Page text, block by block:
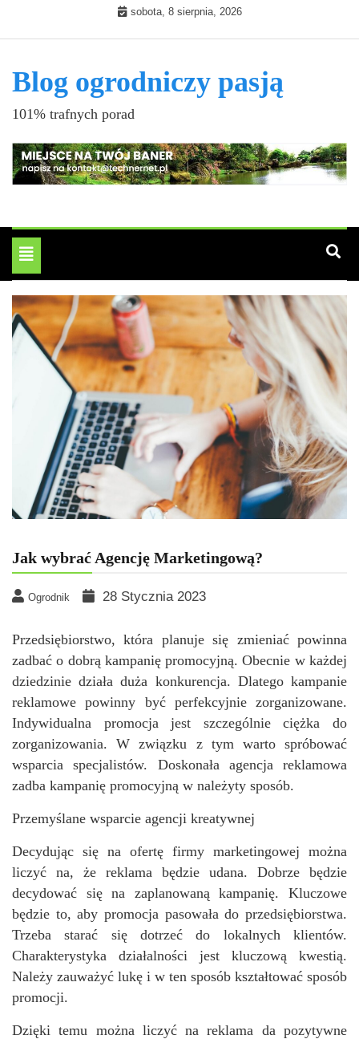
sobota, 8 sierpnia, 2026
Blog ogrodniczy pasją
101% trafnych porad
Toggle
navigation
Jak wybrać Agencję Marketingową?
Ogrodnik 28 Stycznia 2023
Przedsiębiorstwo, która planuje się zmieniać powinna
zadbać o dobrą kampanię promocyjną. Obecnie w każdej
dziedzinie działa duża konkurencja. Dlatego kampanie
reklamowe powinny być perfekcyjnie zorganizowane.
Indywidualna promocja jest szczególnie ciężka do
zorganizowania. W związku z tym warto spróbować
wsparcia specjalistów. Doskonała agencja reklamowa
zadba kampanię promocyjną w należyty sposób.
Przemyślane wsparcie agencji kreatywnej
Decydując się na ofertę firmy marketingowej można
liczyć na, że reklama będzie udana. Dobrze będzie
decydować się na zaplanowaną kampanię. Kluczowe
będzie to, aby promocja pasowała do przedsiębiorstwa.
Trzeba starać się dotrzeć do lokalnych klientów.
Charakterystyka działalności jest kluczową kwestią.
Należy zauważyć lukę i w ten sposób kształtować sposób
promocji.
Dzięki temu można liczyć na reklama da pozytywne